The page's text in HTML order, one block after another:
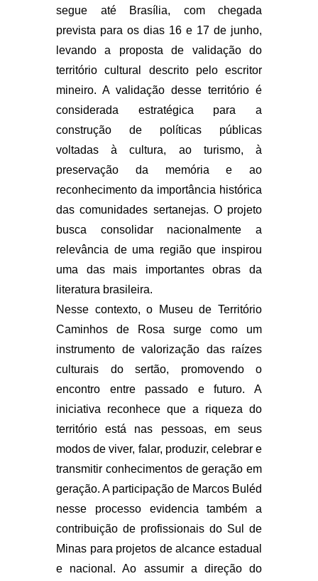
segue até Brasília, com chegada
prevista para os dias 16 e 17 de junho,
levando a proposta de validação do
território cultural descrito pelo escritor
mineiro. A validação desse território é
considerada estratégica para a
construção de políticas públicas
voltadas à cultura, ao turismo, à
preservação da memória e ao
reconhecimento da importância histórica
das comunidades sertanejas. O projeto
busca consolidar nacionalmente a
relevância de uma região que inspirou
uma das mais importantes obras da
literatura brasileira.
Nesse contexto, o Museu de Território
Caminhos de Rosa surge como um
instrumento de valorização das raízes
culturais do sertão, promovendo o
encontro entre passado e futuro. A
iniciativa reconhece que a riqueza do
território está nas pessoas, em seus
modos de viver, falar, produzir, celebrar e
transmitir conhecimentos de geração em
geração. A participação de Marcos Buléd
nesse processo evidencia também a
contribuição de profissionais do Sul de
Minas para projetos de alcance estadual
e nacional. Ao assumir a direção do